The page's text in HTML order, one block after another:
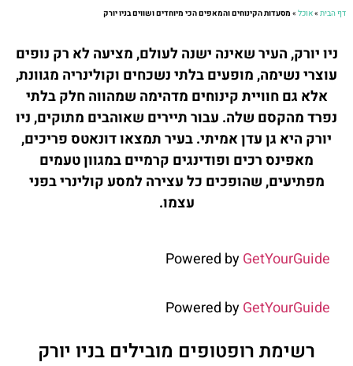
דף הבית»אוכל» מסעדות הקינוחים והמאפים הכי מיוחדים ושווים בניו יורק
ניו יורק, העיר שאינה ישנה לעולם, מציעה לא רק נופים
עוצרי נשימה, מופעים בלתי נשכחים וקולינריה מגוונת,
אלא גם חוויית קינוחים מדהימה שמהווה חלק בלתי
נפרד מהקסם שלה. עבור תיירים שאוהבים מתוקים, ניו
יורק היא גן עדן אמיתי. בעיר תמצאו דונאטס פריכים,
מאפינס רכים ופודינגים קרמיים במגוון טעמים
מפתיעים, שהופכים כל עצירה למסע קולינרי בפני
עצמו.
Powered byGetYourGuide
Powered byGetYourGuide
רשימת רופטופים מובילים בניו יורק